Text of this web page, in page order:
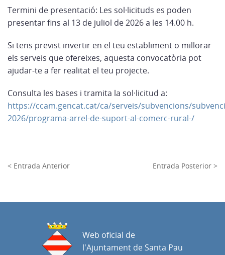
Termini de presentació: Les sol·licituds es poden
presentar fins al 13 de juliol de 2026 a les 14.00 h.
Si tens previst invertir en el teu establiment o millorar
els serveis que ofereixes, aquesta convocatòria pot
ajudar-te a fer realitat el teu projecte.
Consulta les bases i tramita la sol·licitud a:
https://ccam.gencat.cat/ca/serveis/subvencions/
2026/programa-arrel-de-suport-al-comerc-rural-/
< Entrada Anterior Entrada Posterior >
Web oficial de
l'Ajuntament de Santa Pau